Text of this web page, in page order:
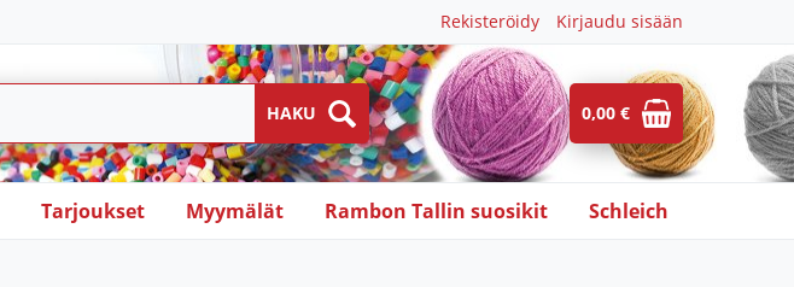
Rekisteröidy Kirjaudu sisään
0,00 €
Tarjoukset Myymälät Rambon Tallin suosikit Schleich